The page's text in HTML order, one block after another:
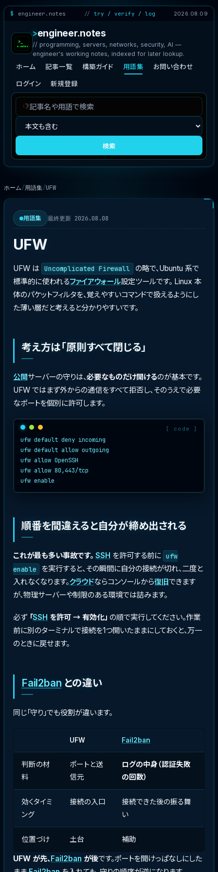
engineer.notes try / verify / log 2026.08.09
engineer.notes
// programming, servers, networks, security, AI —
engineer's working notes, indexed for later lookup.
ホーム 記事一覧 構築ガイド 用語集 お問い合わせ
ログイン 新規登録
事
検
索
索
象
検索
ホーム 用語集 UFW
用語集 最終更新 2026.08.08
UFW
UFW は Uncomplicated Firewall
の略で、Ubuntu 系で
標準的に使われるファイアウォール設定ツールです。 Linux 本
体のパケットフィルタを、覚えやすいコマンドで扱えるようにし
た薄い層だと考えると分かりやすいです。
考え方は「原則すべて閉じる」
公開サーバーの守りは、必要なものだけ開けるのが基本です。
UFW ではまず外からの通信をすべて拒否し、そのうえで必要
なポートを個別に許可します。
ufw default deny incoming
ufw default allow outgoing
ufw allow OpenSSH
ufw allow 80,443/tcp
順番を間違えると自分が締め出される
これが最も多い事故です。 SSH を許可する前に ufw
enable
を実行すると、その瞬間に自分の接続が切れ、二度と
入れなくなります。クラウドならコンソールから復旧できます
が、物理サーバーや制限のある環境では詰みます。
必ず 「SSH を許可 → 有効化」 の順で実行してください。作業
前に別のターミナルで接続を1つ開いたままにしておくと、万一
のときに戻せます。
Fail2ban との違い
同じ「守り」でも役割が違います。
UFW Fail2ban
判断の材
料
ポートと送
信元
ログの中身（認証失敗
の回数）
効くタイミ
ング
接続の入口
接続できた後の振る舞
い
位置づけ 土台 補助
UFW が先、Fail2ban が後です。ポートを開けっぱなしにした